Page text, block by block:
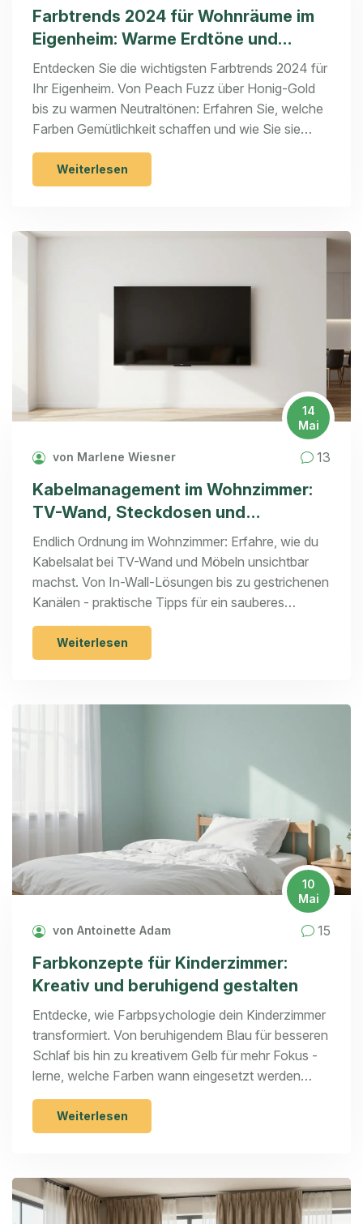
Farbtrends 2024 für Wohnräume im
Eigenheim: Warme Erdtöne und
Peach Fuzz
Entdecken Sie die wichtigsten Farbtrends 2024 für
Ihr Eigenheim. Von Peach Fuzz über Honig-Gold
bis zu warmen Neutraltönen: Erfahren Sie, welche
Farben Gemütlichkeit schaffen und wie Sie sie
richtig kombinieren.
Weiterlesen
14
Mai
von Marlene Wiesner 13
Kabelmanagement im Wohnzimmer:
TV-Wand, Steckdosen und
unsichtbare Lösungen
Endlich Ordnung im Wohnzimmer: Erfahre, wie du
Kabelsalat bei TV-Wand und Möbeln unsichtbar
machst. Von In-Wall-Lösungen bis zu gestrichenen
Kanälen - praktische Tipps für ein sauberes
Design.
Weiterlesen
10
Mai
von Antoinette Adam 15
Farbkonzepte für Kinderzimmer:
Kreativ und beruhigend gestalten
Entdecke, wie Farbpsychologie dein Kinderzimmer
transformiert. Von beruhigendem Blau für besseren
Schlaf bis hin zu kreativem Gelb für mehr Fokus -
lerne, welche Farben wann eingesetzt werden
sollten.
Weiterlesen